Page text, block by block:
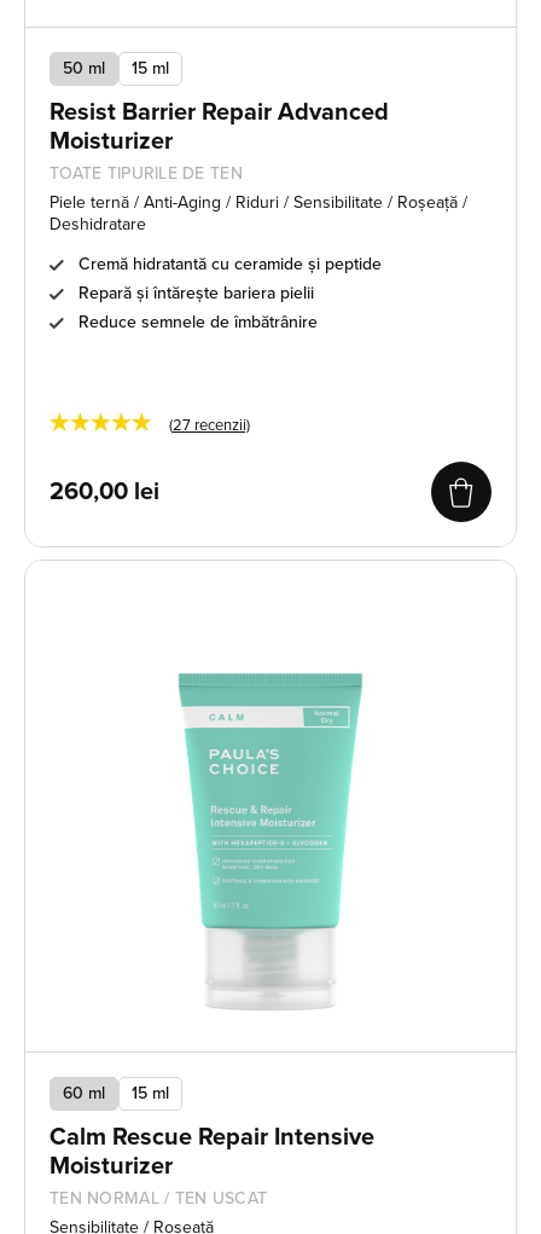
50 ml 15 ml
Resist Barrier Repair Advanced
Moisturizer
TOATE TIPURILE DE TEN
Piele ternă / Anti-Aging / Riduri / Sensibilitate / Roșeață /
Deshidratare
Cremă hidratantă cu ceramide și peptide
Repară și întărește bariera pielii
Reduce semnele de îmbătrânire
★★★★★ (27 recenzii)
260,00 lei
60 ml 15 ml
Calm Rescue Repair Intensive
Moisturizer
TEN NORMAL / TEN USCAT
Sensibilitate / Roșeață